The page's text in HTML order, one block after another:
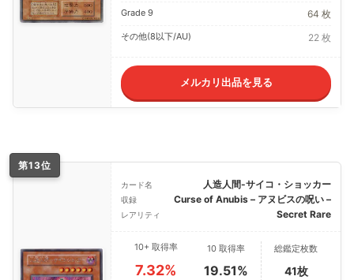
Grade 9 64 枚
その他(8以下/AU) 22 枚
メルカリ出品を見る
第13位
カード名 人造人間-サイコ・ショッカー
収録 Curse of Anubis – アヌビスの呪い –
レアリティ Secret Rare
10+ 取得率
7.32%
10 取得率
19.51%
総鑑定枚数
41枚